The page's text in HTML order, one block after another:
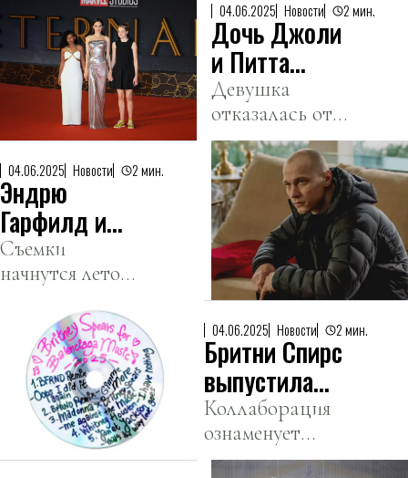
продемонстрировав
низкие результаты
на рынке.
04.06.2025 Новости 2 мин.
Дочь Джоли
и Питта
Шайло
сменила имя
Девушка
отказалась от
фамилии отца.
04.06.2025 Новости 2 мин.
Эндрю
Гарфилд и
Юра Борисов
могут
сыграть в
фильме про
ИИ
Съемки
начнутся летом
Франциско и
Италии.
04.06.2025 Новости 2 мин.
Бритни Спирс
выпустила
мерч и
ремикс-
альбом в
Коллаборация
ознаменует
финальную